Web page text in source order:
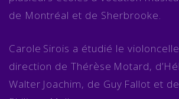
de Montréal et de Sherbrooke.
Carole Sirois a étudié le
direction de Thérèse Motard,
Walter Joachim, de Guy Fallot et de